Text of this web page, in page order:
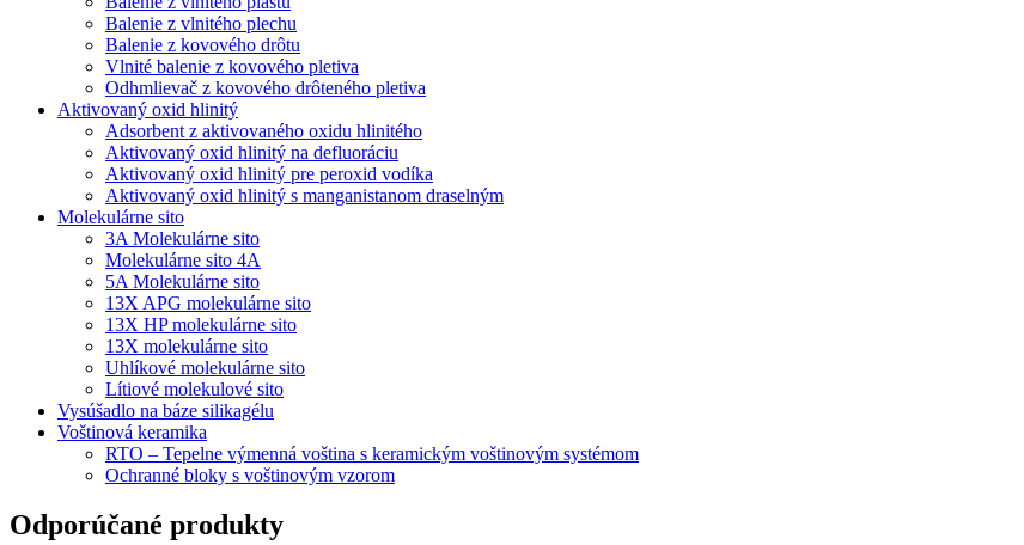
Balenie z vlnitého plechu
Balenie z kovového drôtu
Vlnité balenie z kovového pletiva
Odhmlievač z kovového drôteného pletiva
Aktivovaný oxid hlinitý
Adsorbent z aktivovaného oxidu hlinitého
Aktivovaný oxid hlinitý na defluoráciu
Aktivovaný oxid hlinitý pre peroxid vodíka
Aktivovaný oxid hlinitý s manganistanom draselným
Molekulárne sito
3A Molekulárne sito
Molekulárne sito 4A
5A Molekulárne sito
13X APG molekulárne sito
13X HP molekulárne sito
13X molekulárne sito
Uhlíkové molekulárne sito
Lítiové molekulové sito
Vysúšadlo na báze silikagélu
Voštinová keramika
RTO – Tepelne výmenná voština s keramickým voštinovým systémom
Ochranné bloky s voštinovým vzorom
Odporúčané produkty